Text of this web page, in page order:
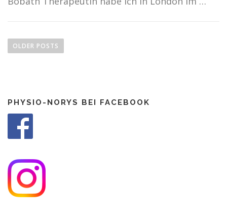
o
s
a
a
t
i
o
OLDER POSTS
PHYSIO-NORYS BEI FACEBOOK